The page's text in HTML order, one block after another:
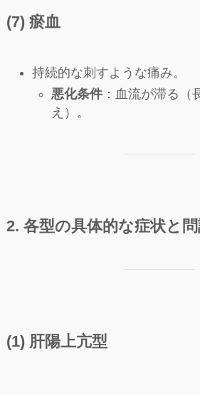
(7) 瘀血
持続的な刺すような痛み。
悪化条件：血流が滞る（
え）。
2. 各型の具体的な症状と
(1) 肝陽上亢型